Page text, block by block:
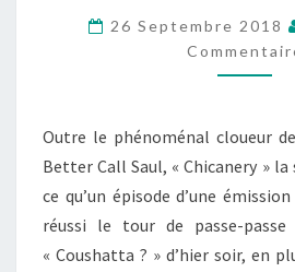
AVIS
26 Septembre 2018
Outre le phénoménal cloueur
Better Call Saul, « Chicanery »
ce qu’un épisode d’une
réussi le tour de passe-
« Coushatta ? » d’hier soir, en